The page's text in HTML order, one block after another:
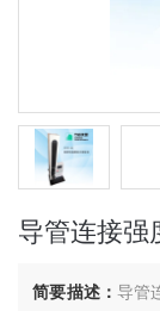
导管连接强
简要描述： 导管